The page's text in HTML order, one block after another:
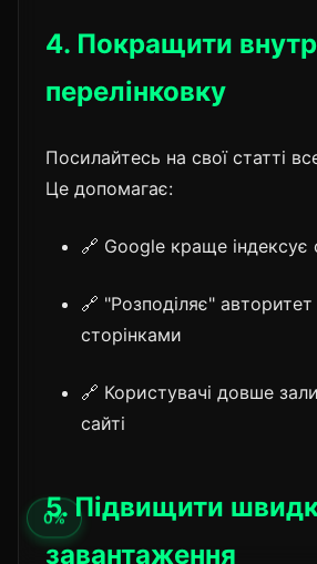
4. Покращити
перелінковку
Посилайтесь на свої статті
Це допомагає:
🔗 Google краще індексує
🔗 "Розподіляє"
сторінками
🔗 Користувачі довше
сайті
5. Підвищити
завантаження